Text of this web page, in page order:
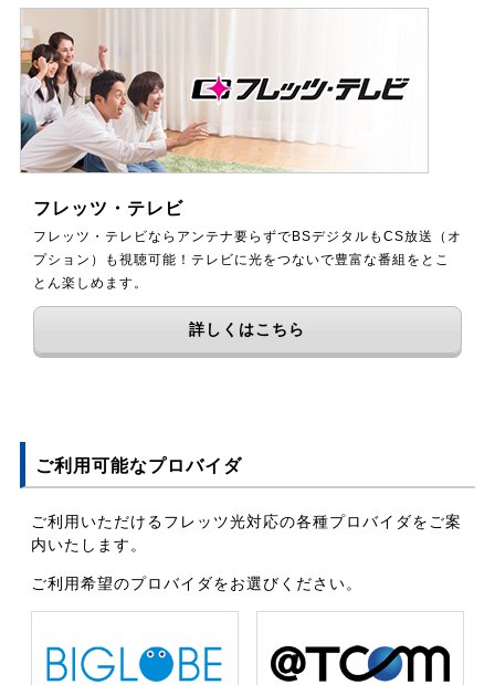
フレッツ・テレビ
フレッツ・テレビならアンテナ要らずでBSデジタルもCS放送（オ
プション）も視聴可能！テレビに光をつないで豊富な番組をとこ
とん楽しめます。
詳しくはこちら
ご利用可能なプロバイダ
ご利用いただけるフレッツ光対応の各種プロバイダをご案
内いたします。
ご利用希望のプロバイダをお選びください。